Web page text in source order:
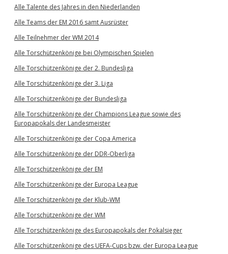
Alle Talente des Jahres in den Niederlanden
Alle Teams der EM 2016 samt Ausrüster
Alle Teilnehmer der WM 2014
Alle Torschützenkönige bei Olympischen Spielen
Alle Torschützenkönige der 2. Bundesliga
Alle Torschützenkönige der 3. Liga
Alle Torschützenkönige der Bundesliga
Alle Torschützenkönige der Champions League sowie des
Europapokals der Landesmeister
Alle Torschützenkönige der Copa America
Alle Torschützenkönige der DDR-Oberliga
Alle Torschützenkönige der EM
Alle Torschützenkönige der Europa League
Alle Torschützenkönige der Klub-WM
Alle Torschützenkönige der WM
Alle Torschützenkönige des Europapokals der Pokalsieger
Alle Torschützenkönige des UEFA-Cups bzw. der Europa League